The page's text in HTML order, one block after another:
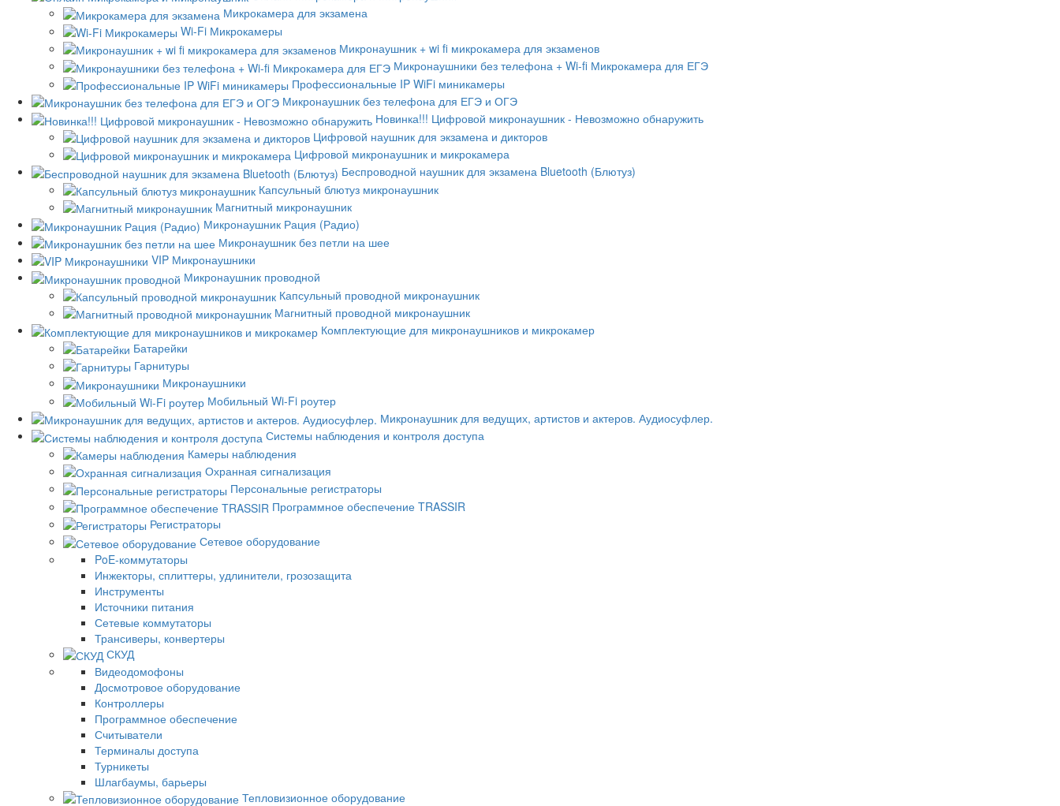
Микрокамера для экзамена
Wi-Fi Микрокамеры
Микронаушник + wi fi микрокамера для экзаменов
Микронаушники без телефона + Wi-fi Микрокамера для ЕГЭ
Профессиональные IP WiFi миникамеры
Микронаушник без телефона для ЕГЭ и ОГЭ
Новинка!!! Цифровой микронаушник - Невозможно обнаружить
Цифровой наушник для экзамена и дикторов
Цифровой микронаушник и микрокамера
Беспроводной наушник для экзамена Bluetooth (Блютуз)
Капсульный блютуз микронаушник
Магнитный микронаушник
Микронаушник Рация (Радио)
Микронаушник без петли на шее
VIP Микронаушники
Микронаушник проводной
Капсульный проводной микронаушник
Магнитный проводной микронаушник
Комплектующие для микронаушников и микрокамер
Батарейки
Гарнитуры
Микронаушники
Мобильный Wi-Fi роутер
Микронаушник для ведущих, артистов и актеров. Аудиосуфлер.
Системы наблюдения и контроля доступа
Камеры наблюдения
Охранная сигнализация
Персональные регистраторы
Программное обеспечение TRASSIR
Регистраторы
Сетевое оборудование
PoE-коммутаторы
Инжекторы, сплиттеры, удлинители, грозозащита
Инструменты
Источники питания
Сетевые коммутаторы
Трансиверы, конвертеры
СКУД
Видеодомофоны
Досмотровое оборудование
Контроллеры
Программное обеспечение
Считыватели
Терминалы доступа
Турникеты
Шлагбаумы, барьеры
Тепловизионное оборудование